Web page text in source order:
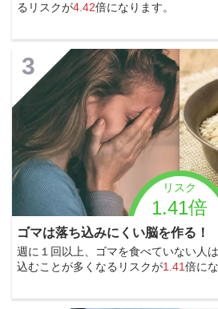
るリスクが4.42倍になります。
リスク
1.41倍
3
ゴマは落ち込みにくい脳を作る！
週に１回以上、ゴマを食べていない人
込むことが多くなるリスクが1.41倍に